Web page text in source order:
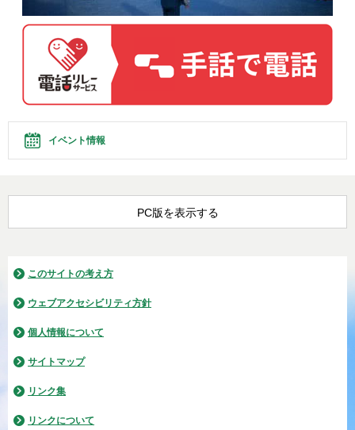
イベント情報
PC版を表示する
このサイトの考え方
ウェブアクセシビリティ方針
個人情報について
サイトマップ
リンク集
リンクについて